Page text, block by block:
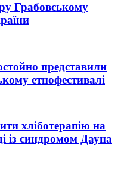
Грабовському
представили
етнофестивалі
хліботерапію на
із синдромом Дауна